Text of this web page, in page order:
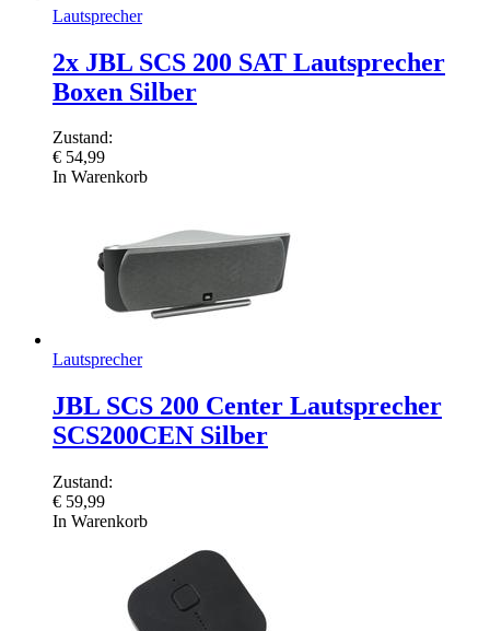
Lautsprecher
2x JBL SCS 200 SAT Lautsprecher
Boxen Silber
Zustand:
€ 54,99
In Warenkorb
Lautsprecher
JBL SCS 200 Center Lautsprecher
SCS200CEN Silber
Zustand:
€ 59,99
In Warenkorb